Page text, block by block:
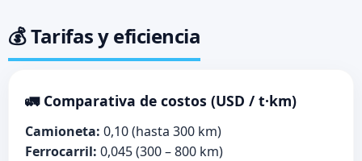
💰 Tarifas y eficiencia
🚛 Comparativa de costos (USD / t·km)
Camioneta: 0,10 (hasta 300 km)
Ferrocarril: 0,045 (300 – 800 km)